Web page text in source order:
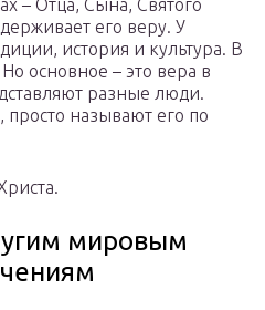
– Отца, Сына, Святого
его веру. У
история и культура. В
основное – это вера в
разные люди.
просто называют его по
мировым